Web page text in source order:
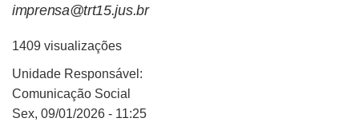
imprensa@trt15.jus.br
1409 visualizações
Unidade Responsável:
Comunicação Social
Sex, 09/01/2026 - 11:25